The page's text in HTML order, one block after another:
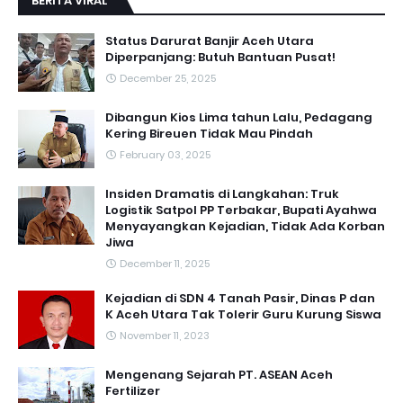
Status Darurat Banjir Aceh Utara
Diperpanjang: Butuh Bantuan Pusat!
December 25, 2025
Dibangun Kios Lima tahun Lalu, Pedagang
Kering Bireuen Tidak Mau Pindah
February 03, 2025
Insiden Dramatis di Langkahan: Truk
Logistik Satpol PP Terbakar, Bupati Ayahwa
Menyayangkan Kejadian, Tidak Ada Korban
Jiwa
December 11, 2025
Kejadian di SDN 4 Tanah Pasir, Dinas P dan
K Aceh Utara Tak Tolerir Guru Kurung Siswa
November 11, 2023
Mengenang Sejarah PT. ASEAN Aceh
Fertilizer